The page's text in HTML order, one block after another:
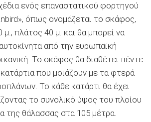
ενός επαναστατικού φορτηγού
όπως ονομάζεται το σκάφος,
μ., πλάτος 40 μ. και θα μπορεί να
από την ευρωπαϊκή
Το σκάφος θα διαθέτει πέντε
που μοιάζουν με τα φτερά
Το κάθε κατάρτι θα έχει
το συνολικό ύψος του πλοίου
της θάλασσας στα 105 μέτρα.